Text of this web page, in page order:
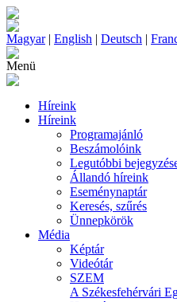
Magyar| English | Deutsch |
Menü
Híreink
Híreink
Programajánló
Beszámolóink
Legutóbbi
Állandó híreink
Eseménynaptár
Keresés, szűrés
Ünnepkörök
Média
Képtár
Videótár
SZEM
A Székesfehérvári